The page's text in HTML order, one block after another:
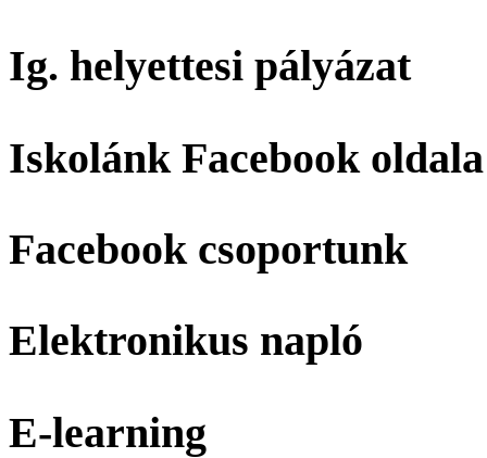
Ig. helyettesi pályázat
Iskolánk Facebook oldala
Facebook csoportunk
Elektronikus napló
E-learning